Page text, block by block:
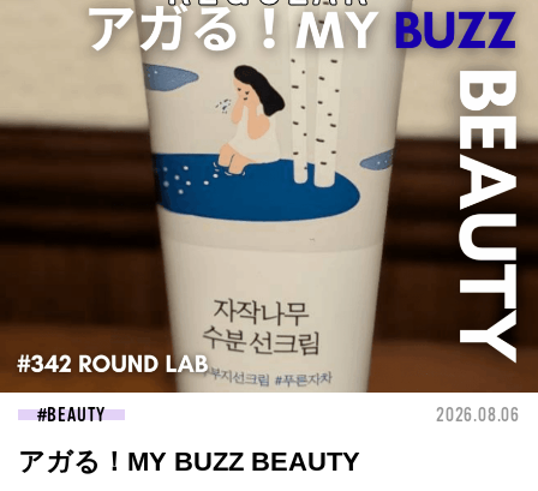
BEAUTY 2026.08.06
アガる！MY BUZZ BEAUTY